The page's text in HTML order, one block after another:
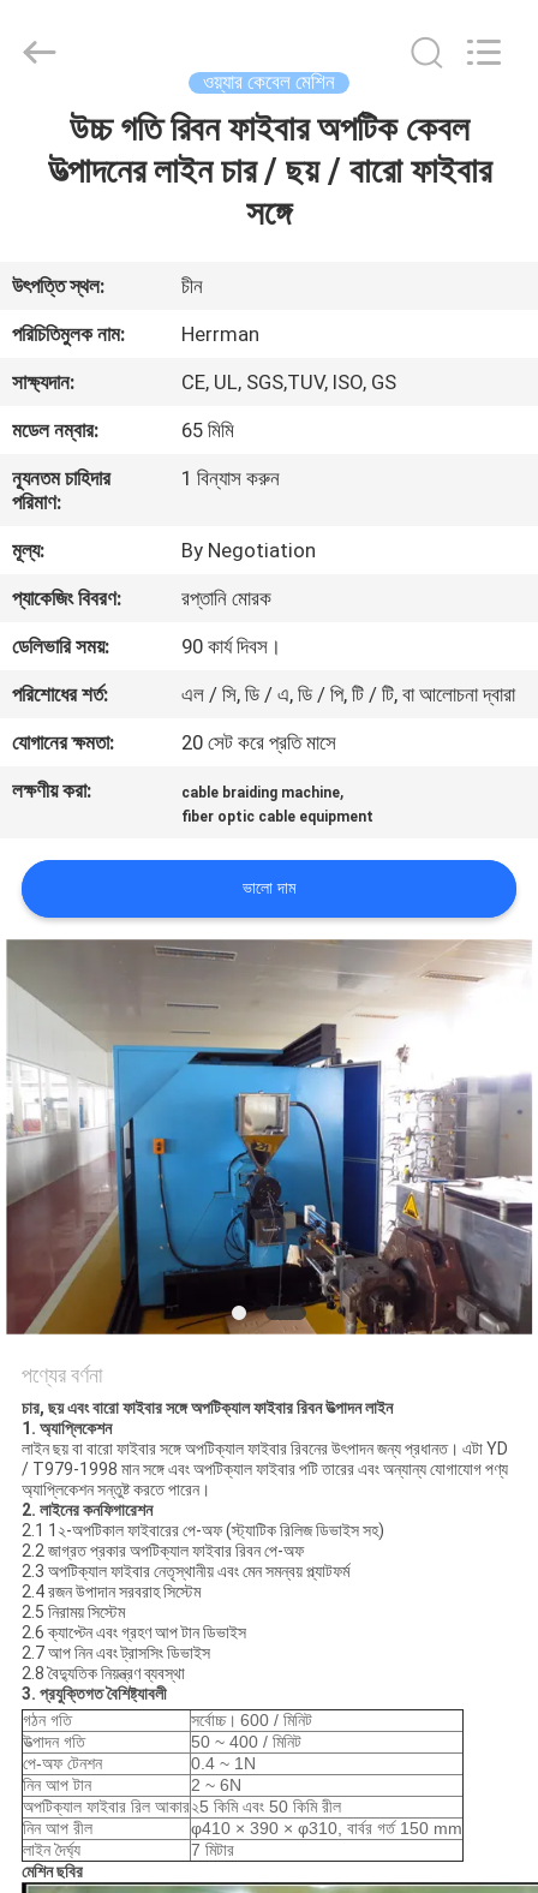
আমাদের
সম্পর্কে
কারখানা
ভ্রমণ
নিয়ন্ত্রণ
যোগাযোগ
করুন
খবর
জন্য
আবেদন
সাইট
ম্যাপ
গোপনীয়তা
নীতি
Rights
Reserved.
ওয়্যার কেবেল মেশিন
উচ্চ গতি রিবন ফাইবার অপটিক কেবল
উত্পাদনের লাইন চার / ছয় / বারো ফাইবার
সঙ্গে
উৎপত্তি স্থল:
চীন
পরিচিতিমুলক নাম:
Herrman
সাক্ষ্যদান:
CE, UL, SGS,TUV, ISO, GS
মডেল নম্বার:
65 মিমি
ন্যূনতম চাহিদার
পরিমাণ:
1 বিন্যাস করুন
মূল্য:
By Negotiation
প্যাকেজিং বিবরণ:
রপ্তানি মোরক
ডেলিভারি সময়:
90 কার্য দিবস।
পরিশোধের শর্ত:
এল / সি, ডি / এ, ডি / পি, টি / টি, বা আলোচনা দ্বারা
যোগানের ক্ষমতা:
20 সেট করে প্রতি মাসে
লক্ষণীয় করা:
cable braiding machine,
fiber optic cable equipment
ভালো দাম
পণ্যের বর্ণনা
চার, ছয় এবং বারো ফাইবার সঙ্গে অপটিক্যাল ফাইবার রিবন উত্পাদন লাইন
1. অ্যাপ্লিকেশন
লাইন ছয় বা বারো ফাইবার সঙ্গে অপটিক্যাল ফাইবার রিবনের উৎপাদন জন্য প্রধানত। এটা YD
/ T979-1998 মান সঙ্গে এবং অপটিক্যাল ফাইবার পটি তারের এবং অন্যান্য যোগাযোগ পণ্য
অ্যাপ্লিকেশন সন্তুষ্ট করতে পারেন।
2. লাইনের কনফিগারেশন
2.1 1২-অপটিকাল ফাইবারের পে-অফ (স্ট্যাটিক রিলিজ ডিভাইস সহ)
2.2 জাগ্রত প্রকার অপটিক্যাল ফাইবার রিবন পে-অফ
2.3 অপটিক্যাল ফাইবার নেতৃস্থানীয় এবং মেন সমন্বয় প্ল্যাটফর্ম
2.4 রজন উপাদান সরবরাহ সিস্টেম
2.5 নিরাময় সিস্টেম
2.6 ক্যাপ্টেন এবং গ্রহণ আপ টান ডিভাইস
2.7 আপ নিন এবং ট্রাসসিং ডিভাইস
2.8 বৈদ্যুতিক নিয়ন্ত্রণ ব্যবস্থা
3. প্রযুক্তিগত বৈশিষ্ট্যাবলী
গঠন গতি
সর্বোচ্চ। 600 / মিনিট
উত্পাদন গতি
50 ~ 400 / মিনিট
পে-অফ টেনশন
0.4 ~ 1N
নিন আপ টান
2 ~ 6N
অপটিক্যাল ফাইবার রিল আকার২5 কিমি এবং 50 কিমি রীল
নিন আপ রীল
φ410 × 390 × φ310, বার্বর গর্ত 150 mm
লাইন দৈর্ঘ্য
7 মিটার
মেশিন ছবির